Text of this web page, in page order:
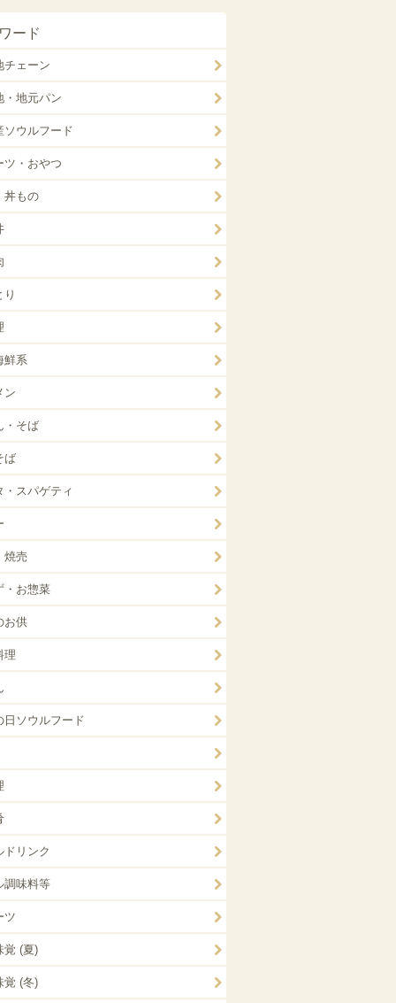
ード
チェーン
・地元パン
ソウルフード
ツ・おやつ
丼もの
り
鮮系
ン
・そば
ば
・スパゲティ
焼売
・お惣菜
お供
理
日ソウルフード
ドリンク
調味料等
ツ
覚 (夏)
覚 (冬)